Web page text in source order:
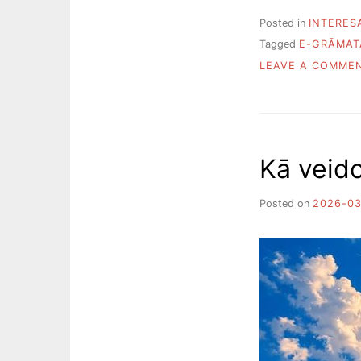
Posted in
Tagged E-
LEAVE A
Kā
Posted on 2026-